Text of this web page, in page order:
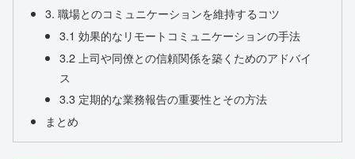
3. 職場とのコミュニケーションを維持するコツ
3.1 効果的なリモートコミュニケーションの手法
3.2 上司や同僚との信頼関係を築くためのアドバイ
ス
3.3 定期的な業務報告の重要性とその方法
まとめ